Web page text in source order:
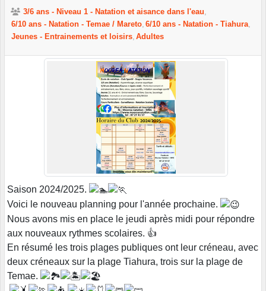
3/6 ans - Niveau 1 - Natation et aisance dans l'eau
6/10 ans - Natation - Temae / Mareto 6/10 ans - Natation - Tiahura
Jeunes - Entrainements et loisirs Adultes
Saison 2024/2025.
Voici le nouveau planning pour l'année prochaine.
Nous avons mis en place le jeudi après midi pour répondre
aux nouveaux rythmes scolaires. 👍
En résumé les trois plages publiques ont leur créneau, avec
deux créneaux sur la plage Tiahura, trois sur la plage de
Temae.